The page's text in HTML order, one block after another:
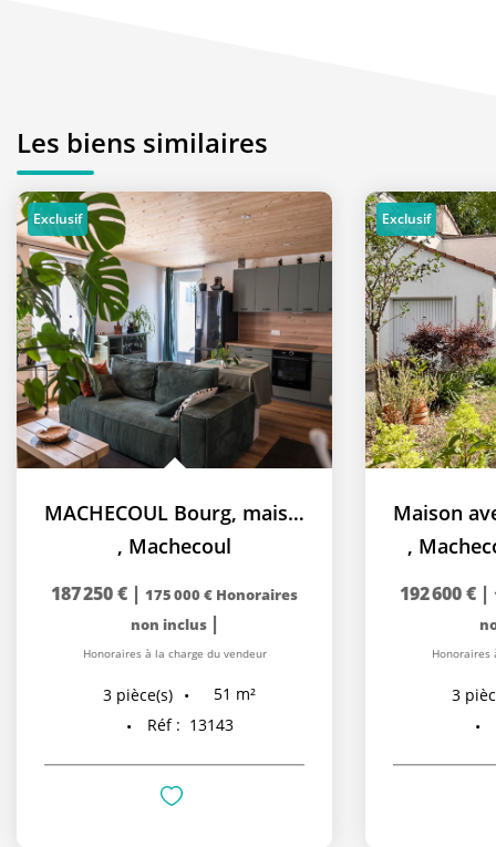
Les biens similaires
Exclusif
MACHECOUL Bourg, maison 2 chambres
, Machecoul
187 250 € | 175 000 € Honoraires
non inclus |
Honoraires à la charge du vendeur
3 pièce(s) 51 m²
Réf : 13143
Exclusif
,
192 600 € |
Honoraires
3